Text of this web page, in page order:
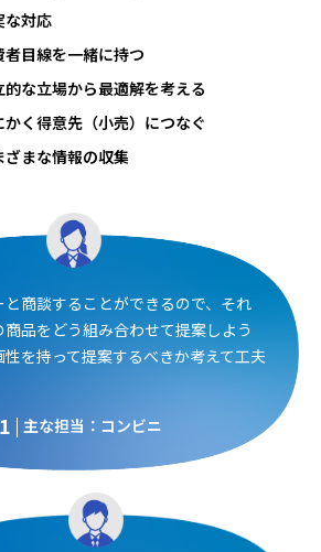
な対応
者目線を一緒に持つ
的な立場から最適解を考える
かく得意先（小売）につなぐ
ざまな情報の収集
商談することができるので、それ
品をどう組み合わせて提案しよう
を持って提案するべきか考えて工夫
主な担当：コンビニ